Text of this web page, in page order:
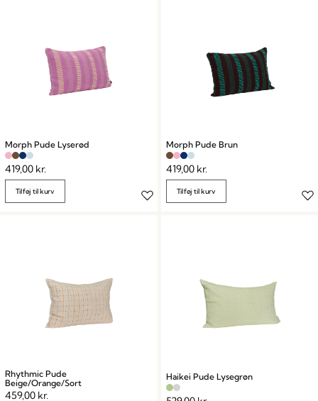
Morph Pude Lyserød
419,00 kr.
Tilføj til kurv
Morph Pude Brun
419,00 kr.
Tilføj til kurv
Rhythmic Pude
Beige/Orange/Sort
459,00 kr.
Haikei Pude Lysegrøn